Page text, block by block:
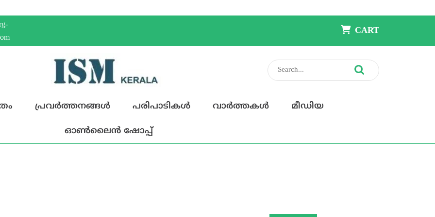
CARTShopping
Cart
Search
for:
പ്രവര്‍ത്തനങ്ങള്‍ പരിപാടികള്‍ വാര്‍ത്തകള്‍ മീഡിയ
ഓണ്‍ലൈന്‍ ഷോപ്പ്